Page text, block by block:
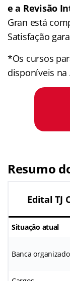
e a Revisão
Gran está
Satisfação
*Os cursos
disponíveis
Resumo
Edital TJ
Situação atual
Banca